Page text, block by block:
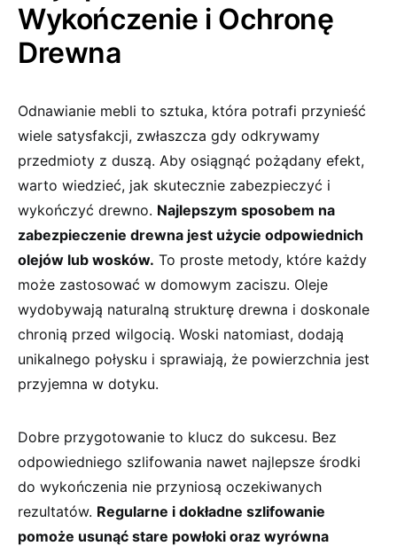
Wykończenie i Ochronę
Drewna
Odnawianie mebli to sztuka,‌ która potrafi przynieść
wiele satysfakcji, zwłaszcza gdy odkrywamy
przedmioty z duszą. Aby osiągnąć pożądany efekt,
warto wiedzieć, jak skutecznie zabezpieczyć i
wykończyć drewno. Najlepszym sposobem‌ na
zabezpieczenie drewna jest ⁣użycie odpowiednich
olejów lub wosków. To proste metody, które każdy
może zastosować w​ domowym zaciszu. Oleje
wydobywają naturalną strukturę drewna​ i​ doskonale
chronią przed wilgocią. Woski natomiast, dodają
unikalnego połysku i sprawiają, że powierzchnia jest
przyjemna w dotyku.
Dobre⁤ przygotowanie to klucz do sukcesu. ​Bez
odpowiedniego szlifowania nawet najlepsze środki
do wykończenia nie przyniosą oczekiwanych
rezultatów. Regularne i dokładne szlifowanie‌
pomoże usunąć stare powłoki oraz wyrówna